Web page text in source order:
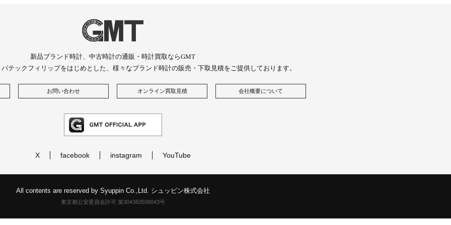
新品ブランド時計、中古時計の通販・時計買取ならGMT
テックフィリップをはじめとした、様々なブランド時計の販売・下取見積をご提供しております。
お問い合わせ オンライン買取見積 会社概要について
X facebook instagram YouTube
All contents are reserved by Syuppin Co.,Ltd. シュッピン株式会社
東京都公安委員会許可 第304360508043号